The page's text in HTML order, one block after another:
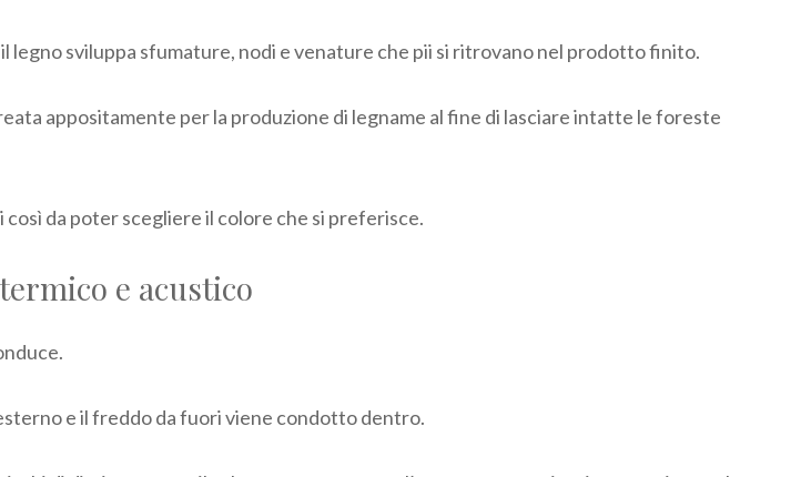
legno sviluppa sfumature, nodi e venature che pii si ritrovano nel prodotto finito.
appositamente per la produzione di legname al fine di lasciare intatte le foreste
da poter scegliere il colore che si preferisce.
e acustico
e il freddo da fuori viene condotto dentro.